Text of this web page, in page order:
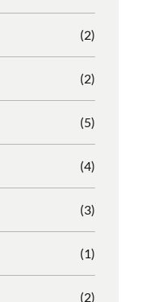
(2)
(2)
(5)
(4)
(3)
(1)
(2)